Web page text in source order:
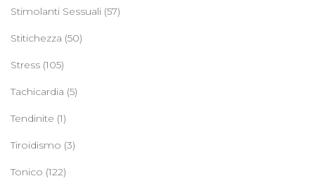
Stimolanti Sessuali (57)
Stitichezza (50)
Stress (105)
Tachicardia (5)
Tendinite (1)
Tiroidismo (3)
Tonico (122)